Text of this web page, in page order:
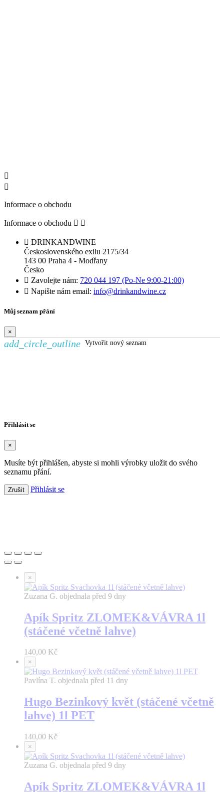


Informace o obchodu
Informace o obchodu  
 DRINKANDWINE
Československého exilu 2175/34
143 00 Praha 4 - Modřany
Česko
 Zavolejte nám: 720 044 197 (Po-Ne 9:00-21:00)
 Napište nám email: info@drinkandwine.cz
Můj seznam přání
×
add_circle_outline Vytvořit nový seznam
Přihlásit se
×
Musíte být přihlášen, abyste si mohli výrobky uložit do svého
seznamu přání.
Zrušit Přihlásit se
×
Zuzana G. objednala před 9 dny
Apík Spritz ZLOMEK&VÁVRA 1l
(stáčené včetně lahve)
140,00 Kč
Používáme technické, analytické a marketingové
soubory cookie za účelem zajištění funkčnosti webu,
měření návštěvnosti a personalizace obsahu a reklamy.
Souhlas můžete kdykoliv změnit v nastavení cookies.
Více informacízde.